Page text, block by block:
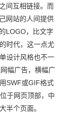
间互相链接。而
网站的人间提供
LOGO，比文字
时代，这一点尤
设计风格也不一
幅广告，横幅广
SWF或GIF格式
于网页顶部，中
半个页面。